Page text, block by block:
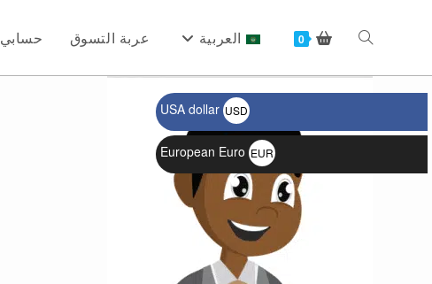
حسابي عربة التسوق العربية 0 Toggle
USD
$
EUR
€